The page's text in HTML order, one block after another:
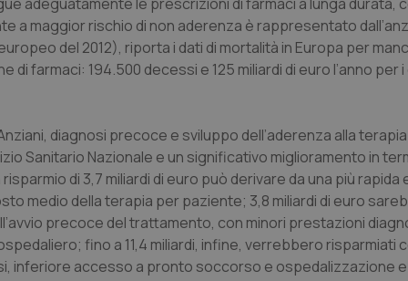
a maggior rischio di non aderenza è rappresentato
del 2012), riporta i dati di mortalità in Europa per
farmaci: 194.500 decessi e 125 miliardi di euro l’anno per
diagnosi precoce e sviluppo dell’aderenza alla
Sanitario Nazionale e un significativo miglioramento in
di 3,7 miliardi di euro può derivare da una più rapida
medio della terapia per paziente; 3,8 miliardi di euro
precoce del trattamento, con minori prestazioni
fino a 11,4 miliardi, infine, verrebbero risparmiati
inferiore accesso a pronto soccorso e ospedalizzazione
del sito. Il sito web non è in grado di funzionare correttamente senza questi
Scadenza
Descrizione
YouTube
.youtube.com
5 mesi 4
settimane
Questo cookie viene utilizzato
scelte di consenso e privacy
interazione con il sito. Registra i
del visitatore riguardo a varie
impostazioni sulla privacy,
preferenze siano onorate nelle